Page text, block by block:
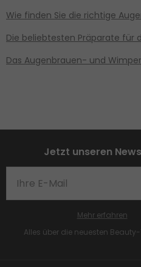
Wie finden Sie die richtige
Die beliebtesten Präparate für
Das Augenbrauen- und
Jetzt unseren
Alles über die neuesten
Mehr erfahren